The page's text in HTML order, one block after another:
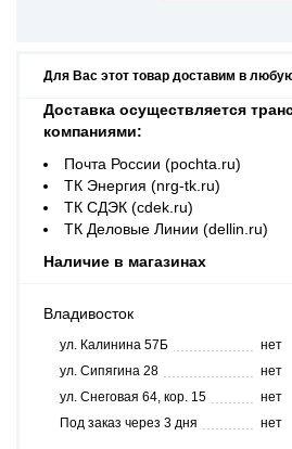
Для Вас этот товар доставим в
Доставка осуществляется
компаниями:
Почта России (pochta.ru)
ТК Энергия (nrg-tk.ru)
ТК СДЭК (cdek.ru)
ТК Деловые Линии (dellin.ru)
Наличие в магазинах
Владивосток
ул. Калинина 57Б
нет
ул. Сипягина 28
нет
ул. Снеговая 64, кор. 15
нет
Под заказ через 3 дня
нет